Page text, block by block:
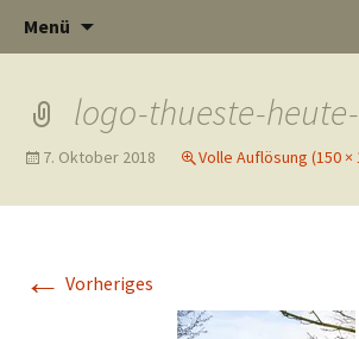
und
Menü
logo-thueste-
7. Oktober 2018 Volle Auflösung (150 ×
← Vorheriges